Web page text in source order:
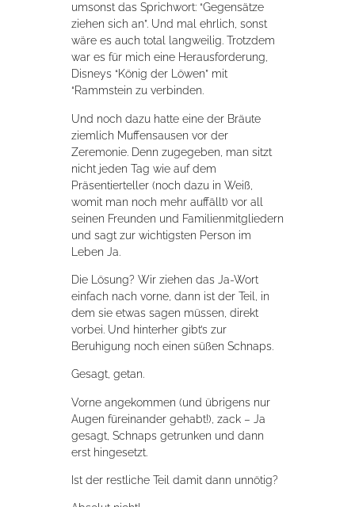
umsonst das Sprichwort: “Gegensätze
ziehen sich an”. Und mal ehrlich, sonst
wäre es auch total langweilig. Trotzdem
war es für mich eine Herausforderung,
Disneys “König der Löwen” mit
“Rammstein zu verbinden.
Und noch dazu hatte eine der Bräute
ziemlich Muffensausen vor der
Zeremonie. Denn zugegeben, man sitzt
nicht jeden Tag wie auf dem
Präsentierteller (noch dazu in Weiß,
womit man noch mehr auffällt) vor all
seinen Freunden und Familienmitgliedern
und sagt zur wichtigsten Person im
Leben Ja.
Die Lösung? Wir ziehen das Ja-Wort
einfach nach vorne, dann ist der Teil, in
dem sie etwas sagen müssen, direkt
vorbei. Und hinterher gibt’s zur
Beruhigung noch einen süßen Schnaps.
Gesagt, getan.
Vorne angekommen (und übrigens nur
Augen füreinander gehabt!), zack – Ja
gesagt, Schnaps getrunken und dann
erst hingesetzt.
Ist der restliche Teil damit dann unnötig?